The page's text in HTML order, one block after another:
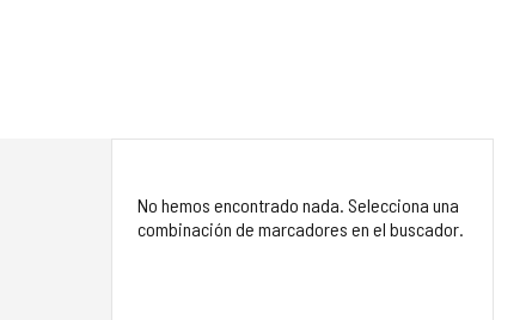
No hemos encontrado nada. Selecciona una
combinación de marcadores en el buscador.